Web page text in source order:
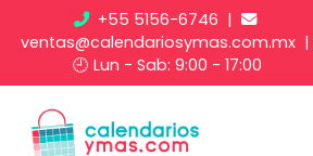
+55 5156-6746 |
ventas@calendariosymas.com.mx |
🕘 Lun - Sab: 9:00 - 17:00